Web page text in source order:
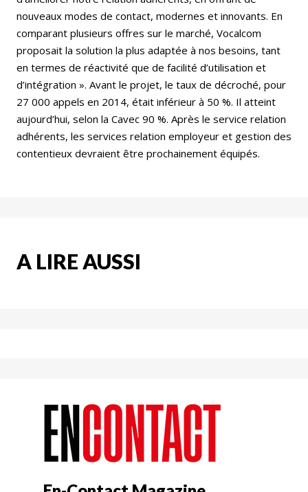
nouveaux modes de contact, modernes et innovants. En
comparant plusieurs offres sur le marché, Vocalcom
proposait la solution la plus adaptée à nos besoins, tant
en termes de réactivité que de facilité d’utilisation et
d’intégration ». Avant le projet, le taux de décroché, pour
27 000 appels en 2014, était inférieur à 50 %. Il atteint
aujourd’hui, selon la Cavec 90 %. Après le service relation
adhérents, les services relation employeur et gestion des
contentieux devraient être prochainement équipés.
A LIRE AUSSI